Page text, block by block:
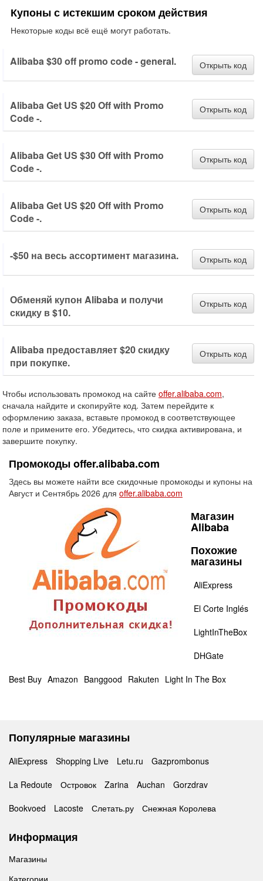
Купоны с истекшим сроком действия
Некоторые коды всё ещё могут работать.
Alibaba $30 off promo code - general. Открыть код
Alibaba Get US $20 Off with Promo
Code -.
Открыть код
Alibaba Get US $30 Off with Promo
Code -.
Открыть код
Alibaba Get US $20 Off with Promo
Code -.
Открыть код
-$50 на весь ассортимент магазина. Открыть код
Обменяй купон Alibaba и получи
скидку в $10.
Открыть код
Alibaba предоставляет $20 скидку
при покупке.
Открыть код
Чтобы использовать промокод на сайте offer.alibaba.com,
сначала найдите и скопируйте код. Затем перейдите к
оформлению заказа, вставьте промокод в соответствующее
поле и примените его. Убедитесь, что скидка активирована, и
завершите покупку.
Промокоды offer.alibaba.com
Здесь вы можете найти все скидочные промокоды и купоны на
Август и Сентябрь 2026 для offer.alibaba.com
Магазин
Alibaba
Похожие
магазины
AliExpress
El Corte Inglés
LightInTheBox
DHGate
Best Buy Amazon Banggood Rakuten Light In The Box
Популярные магазины
AliExpress Shopping Live Letu.ru
Gazprombonus
La Redoute
Островок Zarina Auchan
Gorzdrav
Bookvoed
Lacoste Слетать.ру Снежная Королева
Информация
Магазины
Категории